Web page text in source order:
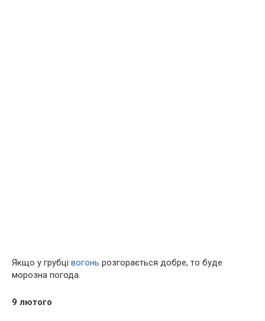
Якщо у грубці вогонь розгорається добре, то буде
морозна погода.
9 лютого